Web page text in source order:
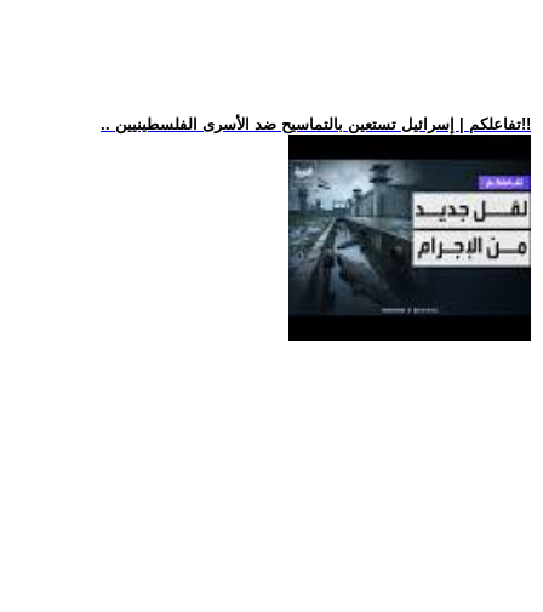
.. تفاعلكم | إسرائيل تستعين بالتماسيح ضد الأسرى الفلسطينيين!!